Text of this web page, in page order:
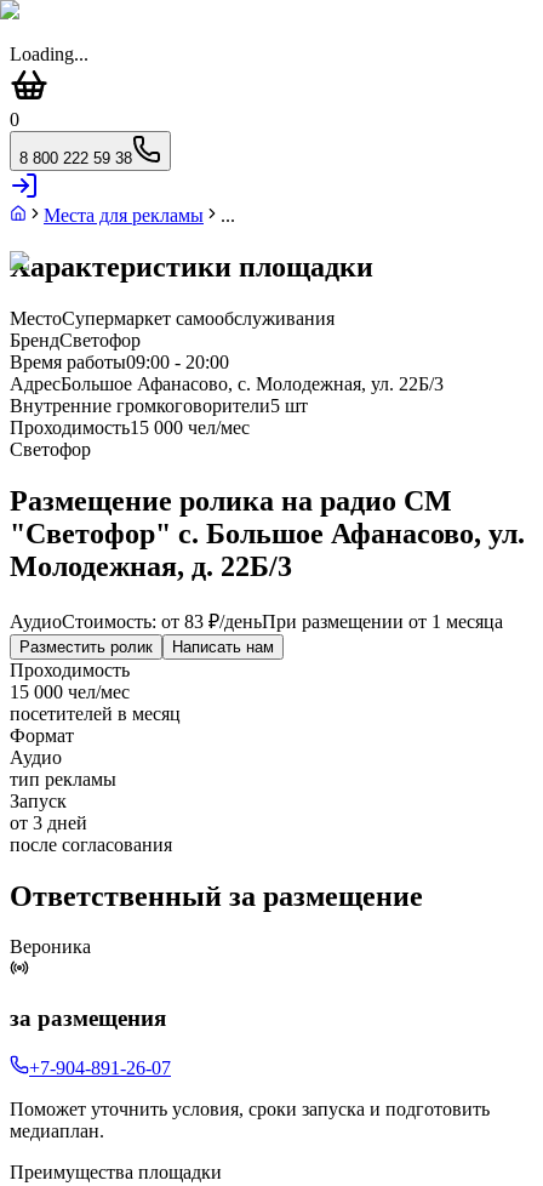
Loading...
0
8 800 222 59 38
Места для рекламы ...
Характеристики площадки
МестоСупермаркет самообслуживания
БрендСветофор
Время работы09:00 - 20:00
АдресБольшое Афанасово, с. Молодежная, ул. 22Б/3
Внутренние громкоговорители5 шт
Проходимость15 000 чел/мес
Светофор
Размещение ролика на радио СМ
"Светофор" с. Большое Афанасово, ул.
Молодежная, д. 22Б/3
АудиоСтоимость: от 83 ₽/деньПри размещении от 1 месяца
Разместить ролик Написать нам
Проходимость
15 000 чел/мес
посетителей в месяц
Формат
Аудио
тип рекламы
Запуск
от 3 дней
после согласования
Ответственный за размещение
Вероника
за размещения
+7-904-891-26-07
Поможет уточнить условия, сроки запуска и подготовить
медиаплан.
Преимущества площадки